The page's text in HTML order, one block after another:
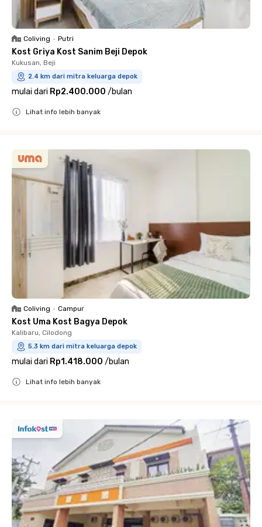
Coliving • Putri
Kost Griya Kost Sanim Beji Depok
Kukusan, Beji
2.4 km dari mitra keluarga depok
mulai dari Rp2.400.000 /bulan
Lihat info lebih banyak
Coliving • Campur
Kost Uma Kost Bagya Depok
Kalibaru, Cilodong
5.3 km dari mitra keluarga depok
mulai dari Rp1.418.000 /bulan
Lihat info lebih banyak